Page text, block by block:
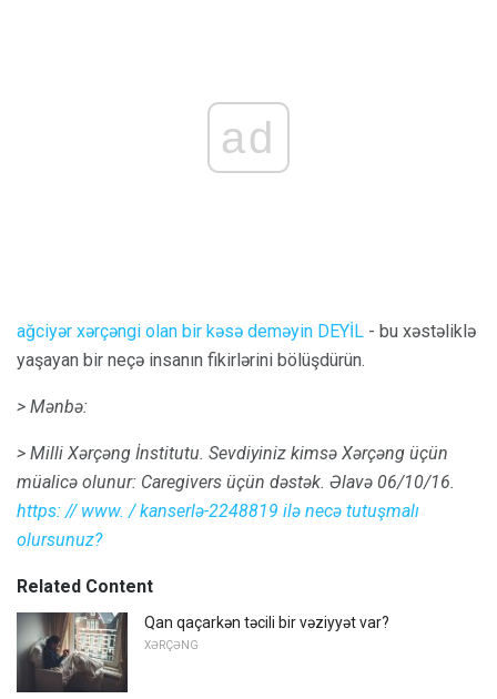
ad
ağciyər xərçəngi olan bir kəsə deməyin DEYİL - bu xəstəliklə
yaşayan bir neçə insanın fikirlərini bölüşdürün.
> Mənbə:
> Milli Xərçəng İnstitutu. Sevdiyiniz kimsə Xərçəng üçün
müalicə olunur: Caregivers üçün dəstək. Əlavə 06/10/16.
https: // www. / kanserlə-2248819 ilə necə tutuşmalı
olursunuz?
Related Content
Qan qaçarkən təcili bir vəziyyət var?
XƏRÇƏNG